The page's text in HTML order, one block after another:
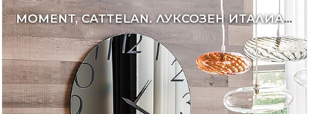
MOMENT, CATTELAN. ЛУКСОЗЕН ИТАЛИАНСКИ ЧАСОВНИК ЗА СТЕНА С ОГЛЕДАЛЕН ЦИФЕРБЛАТ.